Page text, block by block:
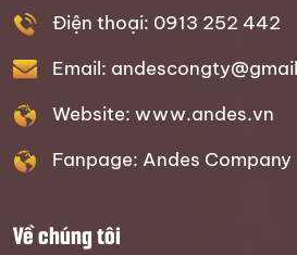
Điện thoại: 0913 252 442
Email:
Website: www.andes.vn
Fanpage: Andes Company
Về chúng tôi